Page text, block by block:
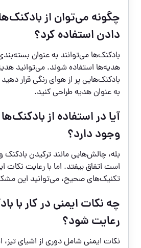
چگونه می‌توان از
دادن استفاده کرد؟
بادکنک‌ها می‌توانند به عنوان
هدیه‌ها استفاده شوند. می‌توانید
بادکنک‌هایی پر از هوای رنگی قرار
به عنوان هدیه طراحی کنید.
آیا در استفاده از
وجود دارد؟
بله، چالش‌هایی مانند ترکیدن
است اتفاق بیفتد. اما با رعایت نکات
تکنیک‌های صحیح، می‌توانید این
چه نکات ایمنی در کار با
رعایت شود؟
نکات ایمنی شامل دوری از اشیای تیز،